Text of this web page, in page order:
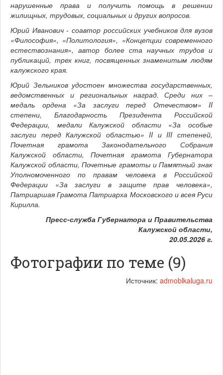
нарушенные права и получить помощь в решении
жилищных, трудовых, социальных и других вопросов.
Юрий Иванович - соавтор российских учебников для вузов
«Философия», «Политология», «Концепции современного
естествознания», автор более ста научных трудов и
публикаций, трех книг, посвященных знаменитым людям
калужского края.
Юрий Зельников удостоен множества государственных,
ведомственных и региональных наград. Среди них –
медаль ордена «За заслуги перед Отечеством» II
степени, Благодарность Президента Российской
Федерации, медали Калужской области «За особые
заслуги перед Калужской областью» II и III степеней,
Почетная грамота Законодательного Собрания
Калужской области, Почетная грамота Губернатора
Калужской области, Почетные грамоты и Памятный знак
Уполномоченного по правам человека в Российской
Федерации «За заслуги в защите прав человека»,
Патриаршая Грамота Патриарха Московского и всея Руси
Кирилла.
Пресс-служба Губернатора и Правительства
Калужской области,
20.05.2026 г.
Фотографии по теме (9)
Источник: admoblkaluga.ru